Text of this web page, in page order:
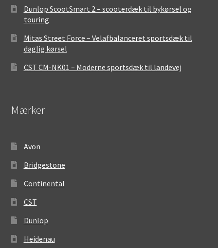
Dunlop ScootSmart 2 – scooterdæk til bykørsel og
touring
Mitas Street Force – Velafbalanceret sportsdæk til
daglig kørsel
CST CM-NK01 – Moderne sportsdæk til landevej
Mærker
Avon
Bridgestone
Continental
CST
Dunlop
Heidenau